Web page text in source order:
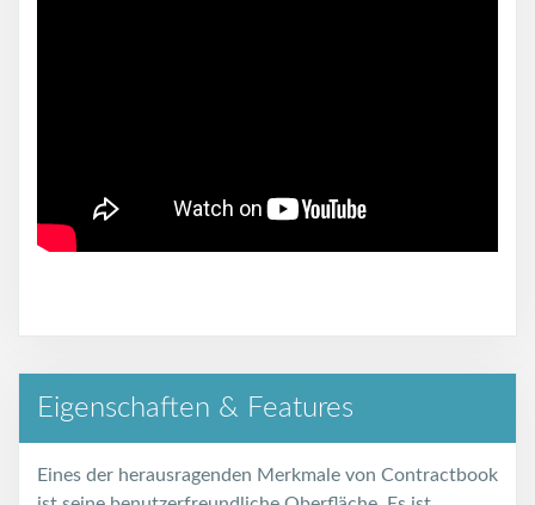
Eigenschaften & Features
Eines der herausragenden Merkmale von Contractbook